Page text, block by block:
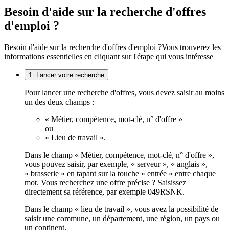
Besoin d'aide sur la recherche d'offres
d'emploi ?
Besoin d'aide sur la recherche d'offres d'emploi ?Vous trouverez les
informations essentielles en cliquant sur l'étape qui vous intéresse
1. Lancer votre recherche
Pour lancer une recherche d'offres, vous devez saisir au moins
un des deux champs :
« Métier, compétence, mot-clé, n° d'offre »
ou
« Lieu de travail ».
Dans le champ « Métier, compétence, mot-clé, n° d'offre »,
vous pouvez saisir, par exemple, « serveur », « anglais »,
« brasserie » en tapant sur la touche « entrée » entre chaque
mot. Vous recherchez une offre précise ? Saisissez
directement sa référence, par exemple 049RSNK.
Dans le champ « lieu de travail », vous avez la possibilité de
saisir une commune, un département, une région, un pays ou
un continent.